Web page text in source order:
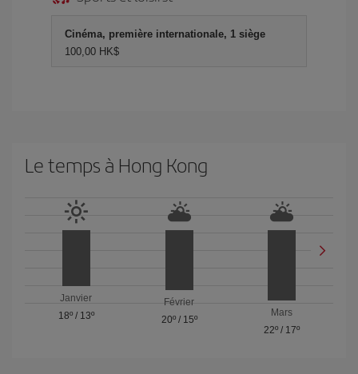
Cinéma, première internationale, 1 siège
100,00 HK$
Le temps à Hong Kong
Janvier
18º/ 13º
Février
20º/ 15º
Mars
22º / 17º